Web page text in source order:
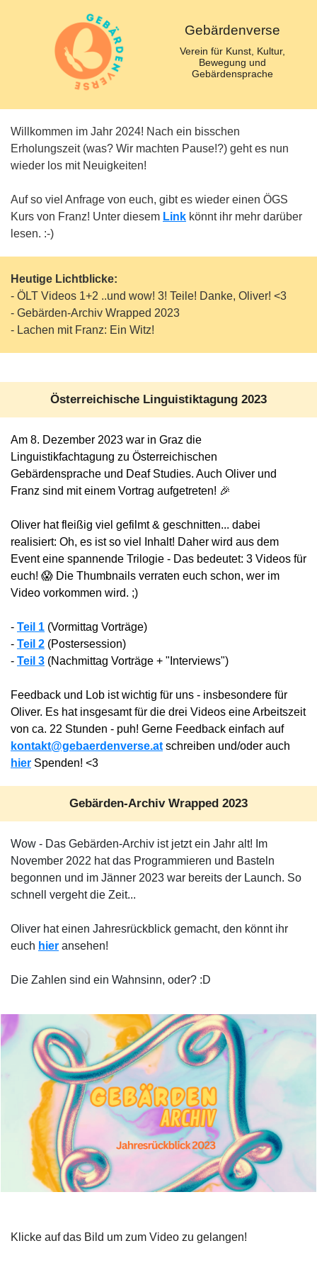
Gebärdenverse
Verein für Kunst, Kultur,
Bewegung und
Gebärdensprache
Willkommen im Jahr 2024! Nach ein bisschen
Erholungszeit (was? Wir machten Pause!?) geht es nun
wieder los mit Neuigkeiten!
Auf so viel Anfrage von euch, gibt es wieder einen ÖGS
Kurs von Franz! Unter diesem Link könnt ihr mehr darüber
lesen. :-)
Heutige Lichtblicke:
- ÖLT Videos 1+2 ..und wow! 3! Teile! Danke, Oliver! <3
- Gebärden-Archiv Wrapped 2023
- Lachen mit Franz: Ein Witz!
Österreichische Linguistiktagung 2023
Am 8. Dezember 2023 war in Graz die
Linguistikfachtagung zu Österreichischen
Gebärdensprache und Deaf Studies. Auch Oliver und
Franz sind mit einem Vortrag aufgetreten! 🎉
Oliver hat fleißig viel gefilmt & geschnitten... dabei
realisiert: Oh, es ist so viel Inhalt! Daher wird aus dem
Event eine spannende Trilogie - Das bedeutet: 3 Videos für
euch! 😱 Die Thumbnails verraten euch schon, wer im
Video vorkommen wird. ;)
- Teil 1 (Vormittag Vorträge)
- Teil 2 (Postersession)
- Teil 3 (Nachmittag Vorträge + "Interviews")
Feedback und Lob ist wichtig für uns - insbesondere für
Oliver. Es hat insgesamt für die drei Videos eine Arbeitszeit
von ca. 22 Stunden - puh! Gerne Feedback einfach auf
kontakt@gebaerdenverse.at schreiben und/oder auch
hier Spenden! <3
Gebärden-Archiv Wrapped 2023
Wow - Das Gebärden-Archiv ist jetzt ein Jahr alt! Im
November 2022 hat das Programmieren und Basteln
begonnen und im Jänner 2023 war bereits der Launch. So
schnell vergeht die Zeit...
Oliver hat einen Jahresrückblick gemacht, den könnt ihr
euch hier ansehen!
Die Zahlen sind ein Wahnsinn, oder? :D
Klicke auf das Bild um zum Video zu gelangen!